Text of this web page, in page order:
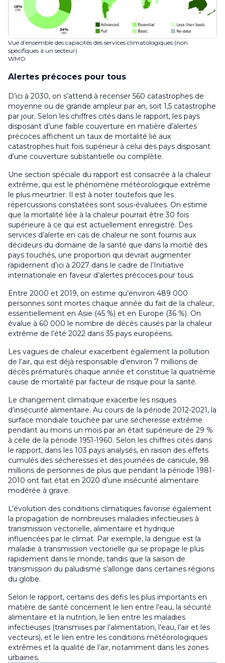
Vue d’ensemble des capacités des services climatologiques (non
spécifiques à un secteur)
WMO
Alertes précoces pour tous
D’ici à 2030, on s’attend à recenser 560 catastrophes de
moyenne ou de grande ampleur par an, soit 1,5 catastrophe
par jour. Selon les chiffres cités dans le rapport, les pays
disposant d’une faible couverture en matière d’alertes
précoces affichent un taux de mortalité lié aux
catastrophes huit fois supérieur à celui des pays disposant
d’une couverture substantielle ou complète.
Une section spéciale du rapport est consacrée à la chaleur
extrême, qui est le phénomène météorologique extrême
le plus meurtrier. Il est à noter toutefois que les
répercussions constatées sont sous-évaluées. On estime
que la mortalité liée à la chaleur pourrait être 30 fois
supérieure à ce qui est actuellement enregistré. Des
services d’alerte en cas de chaleur ne sont fournis aux
décideurs du domaine de la santé que dans la moitié des
pays touchés, une proportion qui devrait augmenter
rapidement d’ici à 2027 dans le cadre de l’Initiative
internationale en faveur d’alertes précoces pour tous.
Entre 2000 et 2019, on estime qu’environ 489 000
personnes sont mortes chaque année du fait de la chaleur,
essentiellement en Asie (45 %) et en Europe (36 %). On
évalue à 60 000 le nombre de décès causés par la chaleur
extrême de l’été 2022 dans 35 pays européens.
Les vagues de chaleur exacerbent également la pollution
de l’air, qui est déjà responsable d’environ 7 millions de
décès prématurés chaque année et constitue la quatrième
cause de mortalité par facteur de risque pour la santé.
Le changement climatique exacerbe les risques
d’insécurité alimentaire. Au cours de la période 2012-2021, la
surface mondiale touchée par une sécheresse extrême
pendant au moins un mois par an était supérieure de 29 %
à celle de la période 1951-1960. Selon les chiffres cités dans
le rapport, dans les 103 pays analysés, en raison des effets
cumulés des sécheresses et des journées de canicule, 98
millions de personnes de plus que pendant la période 1981-
2010 ont fait état en 2020 d’une insécurité alimentaire
modérée à grave.
L’évolution des conditions climatiques favorise également
la propagation de nombreuses maladies infectieuses à
transmission vectorielle, alimentaire et hydrique
influencées par le climat. Par exemple, la dengue est la
maladie à transmission vectorielle qui se propage le plus
rapidement dans le monde, tandis que la saison de
transmission du paludisme s’allonge dans certaines régions
du globe.
Selon le rapport, certains des défis les plus importants en
matière de santé concernent le lien entre l’eau, la sécurité
alimentaire et la nutrition, le lien entre les maladies
infectieuses (transmises par l’alimentation, l’eau, l’air et les
vecteurs), et le lien entre les conditions météorologiques
extrêmes et la qualité de l’air, notamment dans les zones
urbaines.